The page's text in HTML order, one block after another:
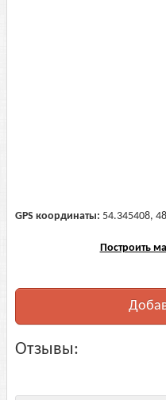
GPS координаты: 54.345408,
Построить
Отзывы: